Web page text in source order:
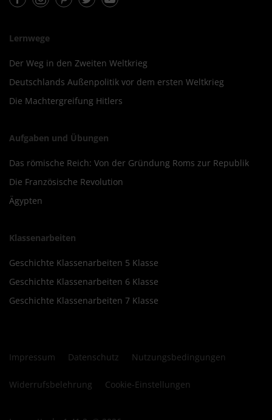
Lernwege
Der Weg in den Zweiten Weltkrieg
Deutschlands Außenpolitik vor dem ersten Weltkrieg
Die Machtergreifung Hitlers
Aufgaben und Übungen
Das römische Reich: Von der Gründung Roms zur Republik
Die Französische Revolution
Ägypten
Klassenarbeiten
Geschichte Klassenarbeiten 5 Klasse
Geschichte Klassenarbeiten 6 Klasse
Geschichte Klassenarbeiten 7 Klasse
Impressum Datenschutz Nutzungsbedingungen
Widerrufsbelehrung Cookie-Einstellungen